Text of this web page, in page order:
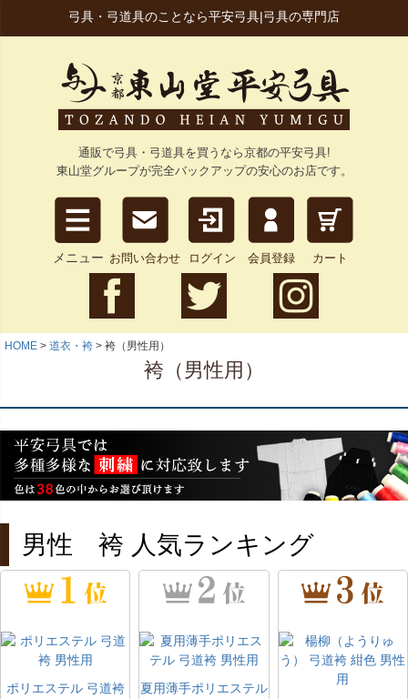
弓具・弓道具のことなら平安弓具|弓具の専門店
通販で弓具・弓道具を買うなら京都の平安弓具!
東山堂グループが完全バックアップの安心のお店です。
メニュー お問い合わせ ログイン 会員登録 カート
HOME 道衣・袴 袴（男性用）
袴（男性用）
男性 袴 人気ランキング
ポリエステル 弓道袴
夏用薄手ポリエステル